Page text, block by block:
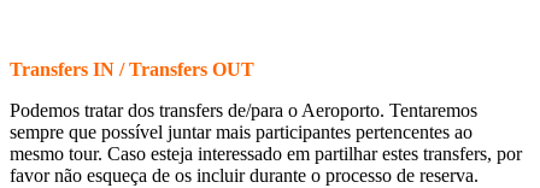
Transfers IN / Transfers OUT
Podemos tratar dos transfers de/para o Aeroporto. Tentaremos
sempre que possível juntar mais participantes pertencentes ao
mesmo tour. Caso esteja interessado em partilhar estes transfers, por
favor não esqueça de os incluir durante o processo de reserva.